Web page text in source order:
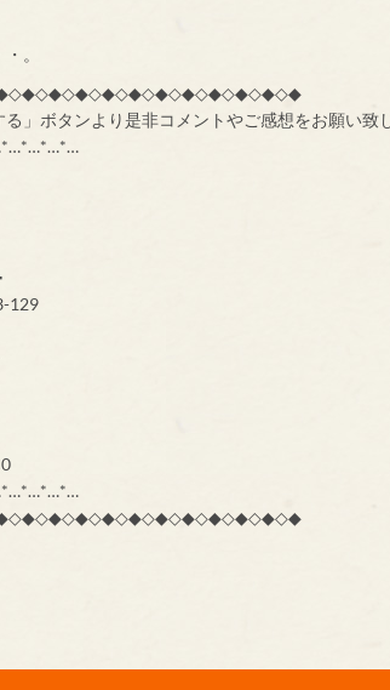
。
」ボタンより是非コメントやご感想をお願い致
129